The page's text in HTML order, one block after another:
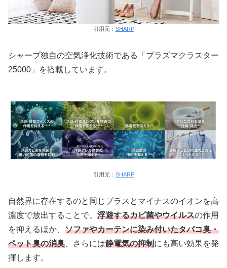
引用元： SHARP
シャープ独自の空気浄化技術である「プラズマクラスター
25000」を搭載しています。
引用元： SHARP
自然界に存在するのと同じプラスとマイナスのイオンを高
濃度で放出することで、 浮遊するカビ菌やウイルスの作用
を抑えるほか、 ソファやカーテンに染み付いたタバコ臭・
ペット臭の消臭 、さらには静電気の抑制にも高い効果を発
揮します。